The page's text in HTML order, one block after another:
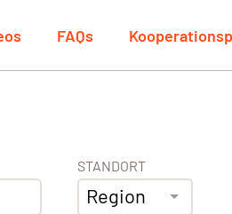
FAQs
STANDORT
Region